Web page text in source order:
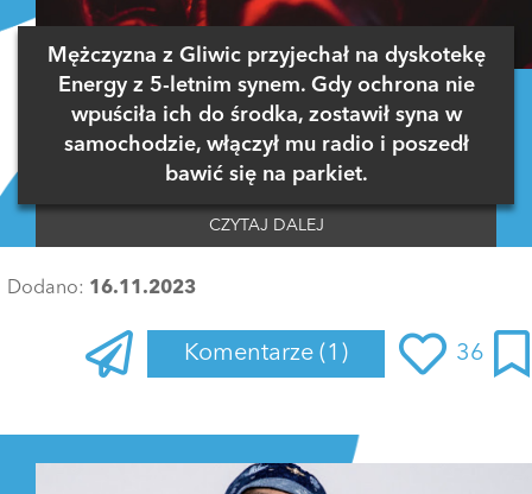
Mężczyzna z Gliwic przyjechał na dyskotekę
Energy z 5-letnim synem. Gdy ochrona nie
wpuściła ich do środka, zostawił syna w
samochodzie, włączył mu radio i poszedł
bawić się na parkiet.
CZYTAJ DALEJ
Dodano: 16.11.2023
Komentarze (1) 36